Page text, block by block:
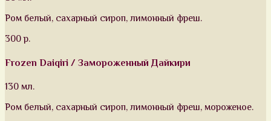
Ром белый, сахарный сироп, лимонный фреш.
300 р.
Frozen Daiqiri / Замороженный Дайкири
130 мл.
Ром белый, сахарный сироп, лимонный фреш, мороженое.